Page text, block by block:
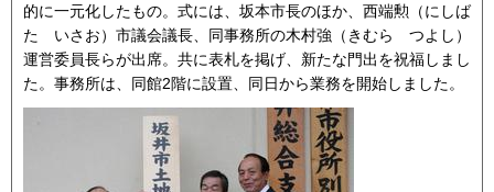
的に一元化したもの。式には、坂本市長のほか、西端勲（にしば
た いさお）市議会議長、同事務所の木村強（きむら つよし）
運営委員長らが出席。共に表札を掲げ、新たな門出を祝福しまし
た。事務所は、同館2階に設置、同日から業務を開始しました。